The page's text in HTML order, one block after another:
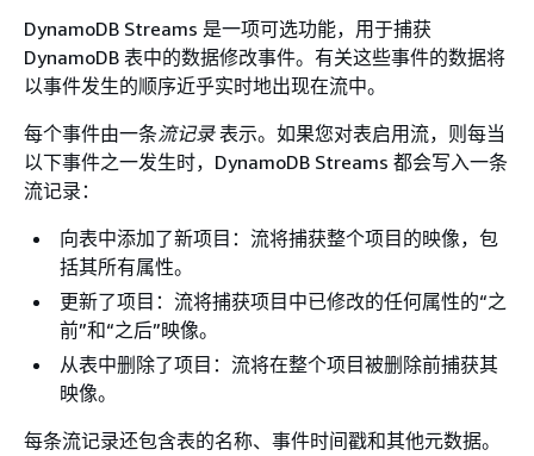
DynamoDB Streams 是一项可选功能，用于捕获
DynamoDB 表中的数据修改事件。有关这些事件的数据将
以事件发生的顺序近乎实时地出现在流中。
每个事件由一条流记录表示。如果您对表启用流，则每当
以下事件之一发生时，DynamoDB Streams 都会写入一条
流记录：
向表中添加了新项目：流将捕获整个项目的映像，包
括其所有属性。
更新了项目：流将捕获项目中已修改的任何属性的“之
前”和“之后”映像。
从表中删除了项目：流将在整个项目被删除前捕获其
映像。
每条流记录还包含表的名称、事件时间戳和其他元数据。